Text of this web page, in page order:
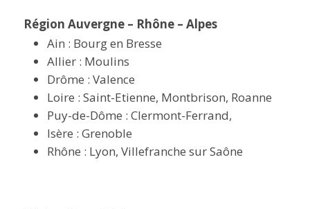
Région Auvergne – Rhône – Alpes
Ain : Bourg en Bresse
Allier : Moulins
Drôme : Valence
Loire : Saint-Etienne, Montbrison, Roanne
Puy-de-Dôme : Clermont-Ferrand,
Isère : Grenoble
Rhône : Lyon, Villefranche sur Saône